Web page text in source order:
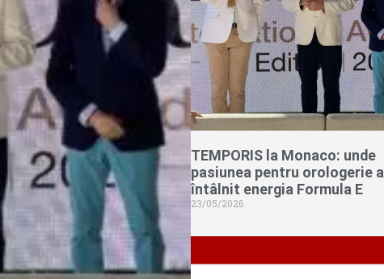
TEMPORIS la Monaco: unde
pasiunea pentru orologerie a
întâlnit energia Formula E
23/05/2026